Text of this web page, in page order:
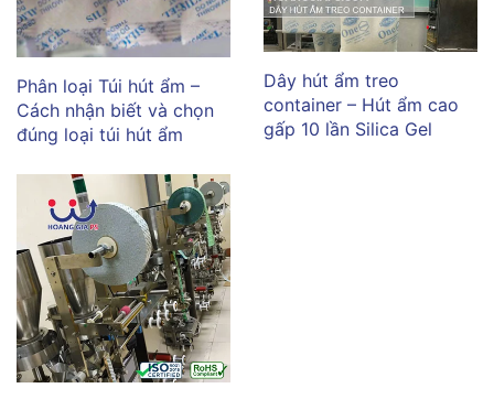
Phân loại Túi hút ẩm –
Cách nhận biết và chọn
đúng loại túi hút ẩm
Dây hút ẩm treo
container – Hút ẩm cao
gấp 10 lần Silica Gel